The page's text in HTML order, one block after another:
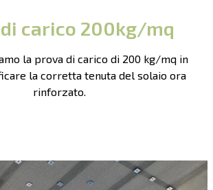
carico 200kg/mq
la prova di carico di 200 kg/mq in
la corretta tenuta del solaio ora
rinforzato.